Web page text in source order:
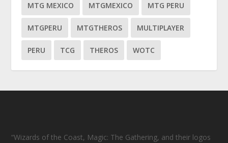
MTG MEXICO MTGMEXICO MTG PERU
MTGPERU MTGTHEROS MULTIPLAYER
PERU TCG THEROS WOTC
“Wizards of the Coast, Magic: The Gathering, and their logos